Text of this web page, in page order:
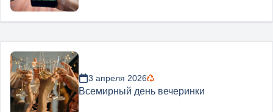
3 апреля 2026
Всемирный день вечеринки